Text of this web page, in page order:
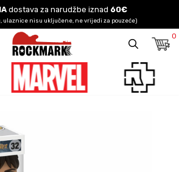
dostava za narudžbe iznad 60€
ulaznice nisu uključene, ne vrijedi za pouzeće)
0